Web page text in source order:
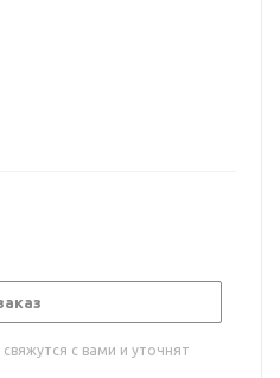
с вами и уточнят